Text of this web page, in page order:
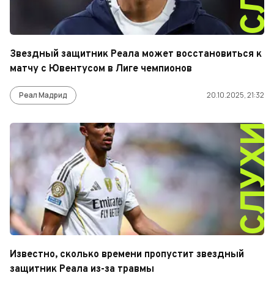
Звездный защитник Реала может восстановиться к
матчу с Ювентусом в Лиге чемпионов
Реал Мадрид 20.10.2025, 21:32
Известно, сколько времени пропустит звездный
защитник Реала из-за травмы